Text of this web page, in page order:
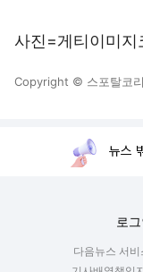
사진=게티이미지
Copyright © 스포탈코
뉴스
로
다음뉴스 서비